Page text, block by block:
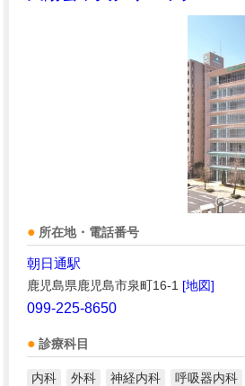
所在地・電話番号
朝日通駅
鹿児島県鹿児島市泉町16-1 [地図]
099-225-8650
診療科目
内科 外科 神経内科 呼吸器内科